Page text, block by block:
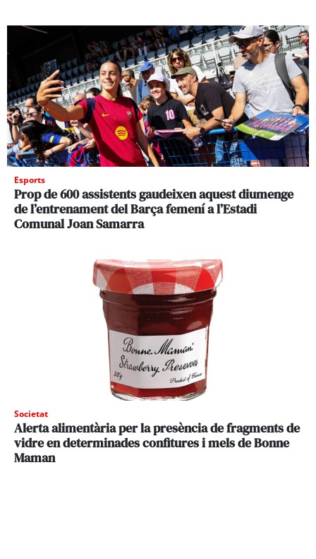
Esports
Prop de 600 assistents gaudeixen aquest diumenge
de l’entrenament del Barça femení a l’Estadi
Comunal Joan Samarra
Societat
Alerta alimentària per la presència de fragments de
vidre en determinades confitures i mels de Bonne
Maman